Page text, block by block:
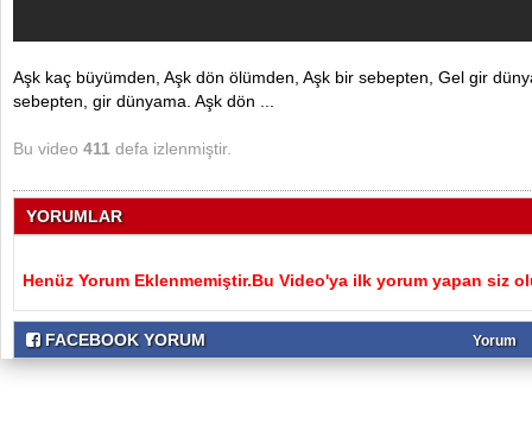
Aşk kaç büyümden, Aşk dön ölümden, Aşk bir sebepten, Gel gir
sebepten, gir dünyama. Aşk dön ...
Bu video 411 defa izlenmiştir.
YORUMLAR
Henüz Yorum Eklenmemiştir.Bu Video'ya ilk yorum yapan siz
FACEBOOK YORUM Yorum